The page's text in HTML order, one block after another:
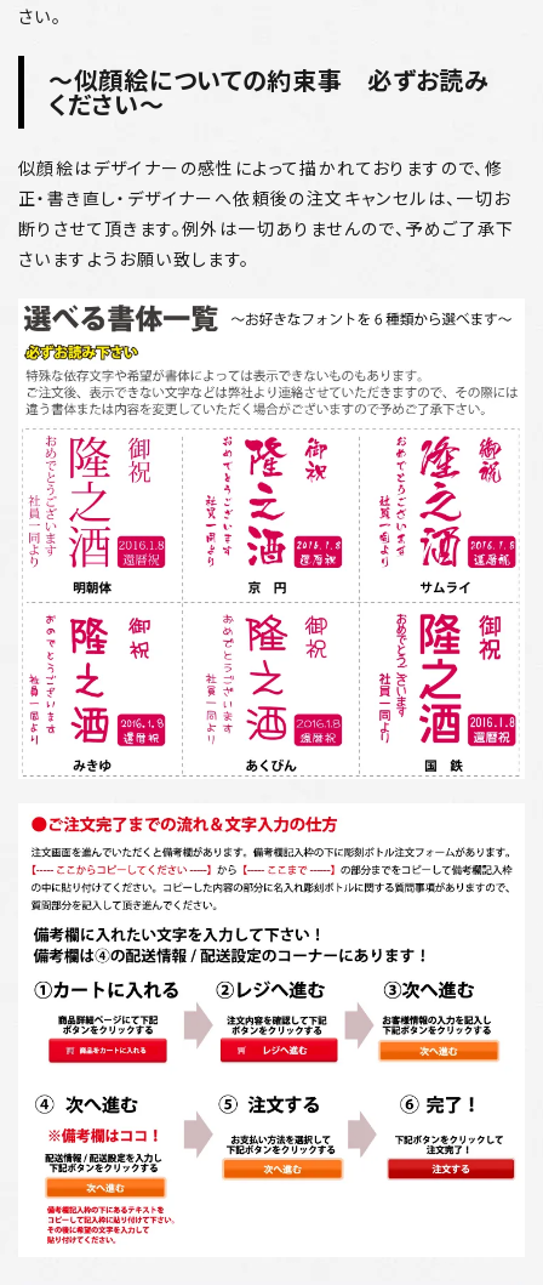
さい。
～似顔絵についての約束事 必ずお読み
ください～
似顔絵はデザイナーの感性によって描かれておりますので、修
正・書き直し・デザイナーへ依頼後の注文キャンセルは、一切お
断りさせて頂きます。例外は一切ありませんので、予めご了承下
さいますようお願い致します。